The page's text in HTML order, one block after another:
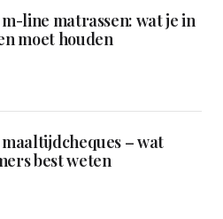
line matrassen: wat je in
moet houden
– wat
best weten